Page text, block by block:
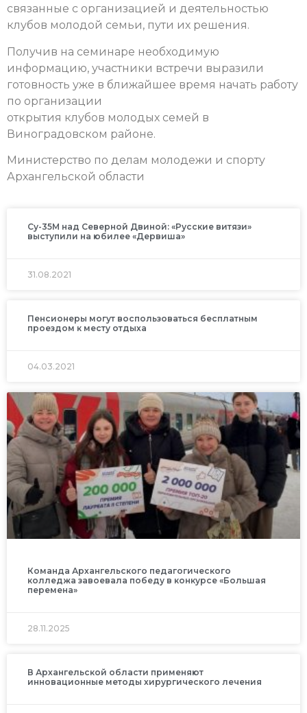
связанные с организацией и деятельностью
клубов молодой семьи, пути их решения.
Получив на семинаре необходимую
информацию, участники встречи выразили
готовность уже в ближайшее время начать работу
по организации
открытия клубов молодых семей в
Виноградовском районе.
Министерство по делам молодежи и спорту
Архангельской области
Су-35М над Северной Двиной: «Русские витязи»
выступили на юбилее «Дервиша»
31.08.2021
Пенсионеры могут воспользоваться бесплатным
проездом к месту отдыха
04.03.2021
Команда Архангельского педагогического
колледжа завоевала победу в конкурсе «Большая
перемена»
28.11.2025
В Архангельской области применяют
инновационные методы хирургического лечения